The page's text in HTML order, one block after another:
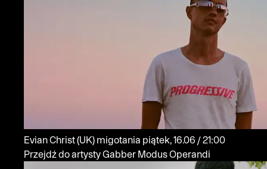
Evian Christ(UK) migotania
piątek, 16.06 / 21:00
Przejdź do artysty Gabber Modus Operandi